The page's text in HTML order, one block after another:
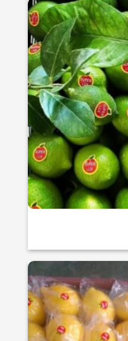
افزودن
به
علاقه
مندی
ها
+
افزودن
به
علاقه
مندی
ها